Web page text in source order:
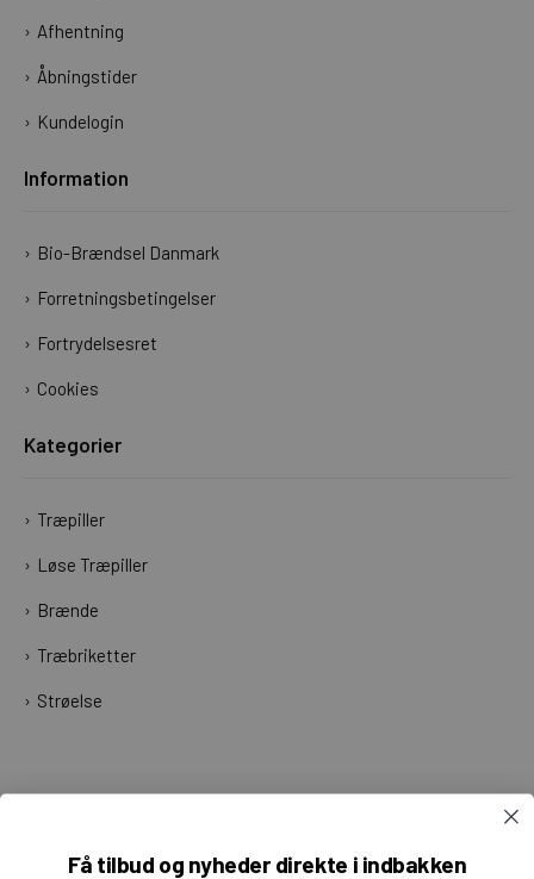
Afhentning
Åbningstider
Kundelogin
Information
Bio-Brændsel Danmark
Forretningsbetingelser
Fortrydelsesret
Cookies
Kategorier
Træpiller
Løse Træpiller
Brænde
Træbriketter
Strøelse
Få tilbud og nyheder direkte i indbakken